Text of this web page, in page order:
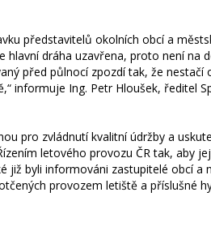
představitelů okolních obcí a
dráha uzavřena, proto není na
před půlnocí zpozdí tak, že
informuje Ing. Petr Hloušek, ředitel
pro zvládnutí kvalitní údržby a
letového provozu ČR tak, aby
již byli informováni zastupitelé obcí a
provozem letiště a příslušné